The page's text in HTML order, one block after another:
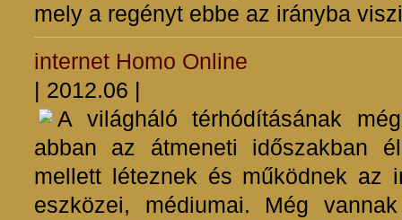
mely a regényt ebbe az irányba
internet Homo Online
| 2012.06 |
A világháló térhódításának
abban az átmeneti időszakban
mellett léteznek és működnek az
eszközei, médiumai. Még